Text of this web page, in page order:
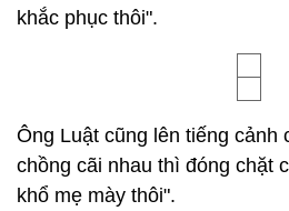
khắc phục thôi".
Ông Luật cũng lên tiếng cảnh
chồng cãi nhau thì đóng chặt
khổ mẹ mày thôi".